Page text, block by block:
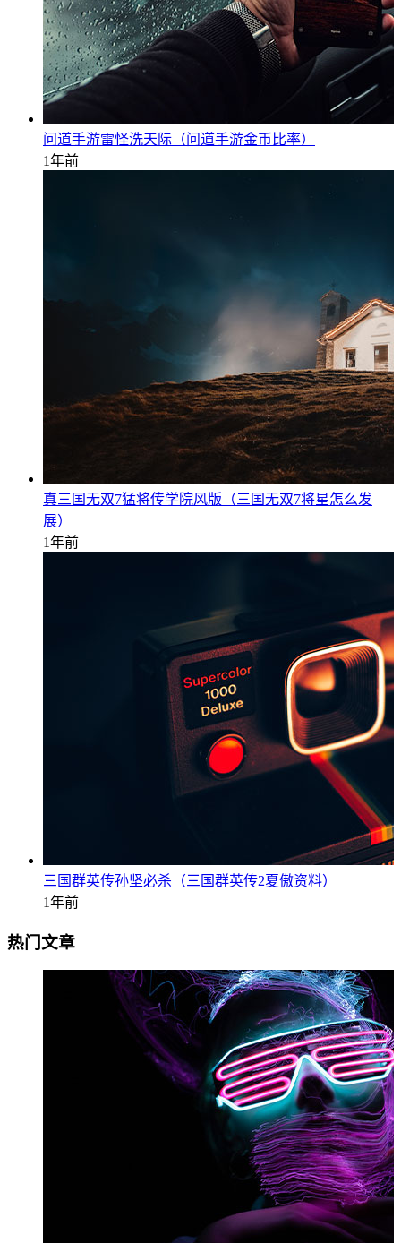
问道手游雷怪洗天际（问道手游金币比率）
1年前
真三国无双7猛将传学院风版（三国无双7将星怎么发
展）
1年前
三国群英传孙坚必杀（三国群英传2夏傲资料）
1年前
热门文章